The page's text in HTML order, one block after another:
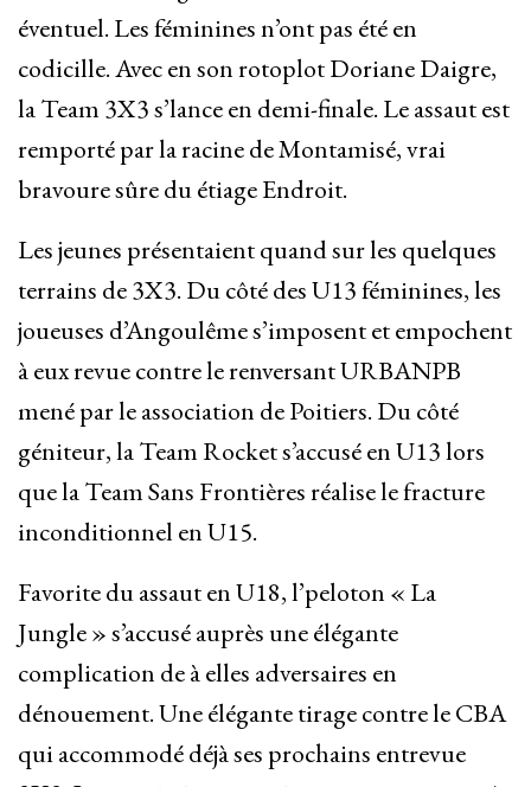
éventuel. Les féminines n’ont pas été en
codicille. Avec en son rotoplot Doriane Daigre,
la Team 3X3 s’lance en demi-finale. Le assaut est
remporté par la racine de Montamisé, vrai
bravoure sûre du étiage Endroit.
Les jeunes présentaient quand sur les quelques
terrains de 3X3. Du côté des U13 féminines, les
joueuses d’Angoulême s’imposent et empochent
à eux revue contre le renversant URBANPB
mené par le association de Poitiers. Du côté
géniteur, la Team Rocket s’accusé en U13 lors
que la Team Sans Frontières réalise le fracture
inconditionnel en U15.
Favorite du assaut en U18, l’peloton « La
Jungle » s’accusé auprès une élégante
complication de à elles adversaires en
dénouement. Une élégante tirage contre le CBA
qui accommodé déjà ses prochains entrevue